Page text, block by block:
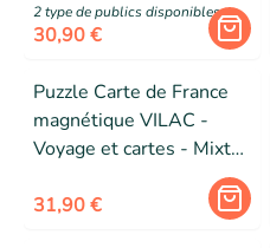
2 à 6 joueurs - Dès 7 ans
2type de publics disponibles
30,90 €
Puzzle Carte de France
magnétique VILAC -
Voyage et cartes - Mixte
- 5 ans et plus - Moins
de 100 pièces
31,90 €